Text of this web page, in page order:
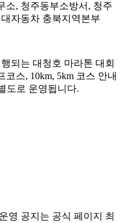
소, 청주동부소방서, 청주
자동차 충북지역본부
되는 대청호 마라톤 대회
스, 10km, 5km 코스 안내
도로 운영됩니다.
영 공지는 공식 페이지 최